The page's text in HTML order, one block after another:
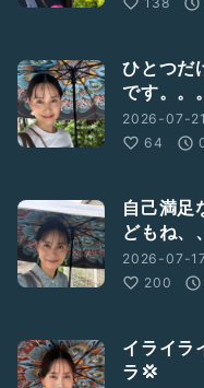
ひとつだ
です。。
2026-07-
64
自己満足
どもね、
2026-07-
200
イライラ
ラ💢